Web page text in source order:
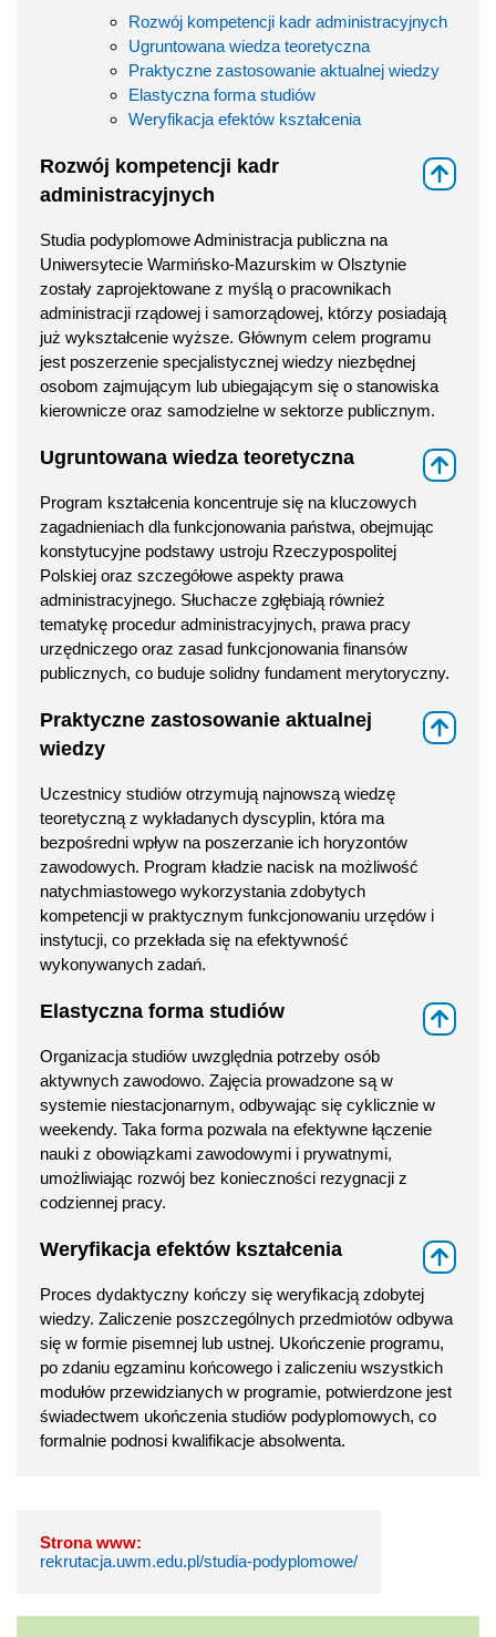
Rozwój kompetencji kadr administracyjnych
Ugruntowana wiedza teoretyczna
Praktyczne zastosowanie aktualnej wiedzy
Elastyczna forma studiów
Weryfikacja efektów kształcenia
Rozwój kompetencji kadr
administracyjnych
Studia podyplomowe Administracja publiczna na
Uniwersytecie Warmińsko-Mazurskim w Olsztynie
zostały zaprojektowane z myślą o pracownikach
administracji rządowej i samorządowej, którzy posiadają
już wykształcenie wyższe. Głównym celem programu
jest poszerzenie specjalistycznej wiedzy niezbędnej
osobom zajmującym lub ubiegającym się o stanowiska
kierownicze oraz samodzielne w sektorze publicznym.
Ugruntowana wiedza teoretyczna
Program kształcenia koncentruje się na kluczowych
zagadnieniach dla funkcjonowania państwa, obejmując
konstytucyjne podstawy ustroju Rzeczypospolitej
Polskiej oraz szczegółowe aspekty prawa
administracyjnego. Słuchacze zgłębiają również
tematykę procedur administracyjnych, prawa pracy
urzędniczego oraz zasad funkcjonowania finansów
publicznych, co buduje solidny fundament merytoryczny.
Praktyczne zastosowanie aktualnej
wiedzy
Uczestnicy studiów otrzymują najnowszą wiedzę
teoretyczną z wykładanych dyscyplin, która ma
bezpośredni wpływ na poszerzanie ich horyzontów
zawodowych. Program kładzie nacisk na możliwość
natychmiastowego wykorzystania zdobytych
kompetencji w praktycznym funkcjonowaniu urzędów i
instytucji, co przekłada się na efektywność
wykonywanych zadań.
Elastyczna forma studiów
Organizacja studiów uwzględnia potrzeby osób
aktywnych zawodowo. Zajęcia prowadzone są w
systemie niestacjonarnym, odbywając się cyklicznie w
weekendy. Taka forma pozwala na efektywne łączenie
nauki z obowiązkami zawodowymi i prywatnymi,
umożliwiając rozwój bez konieczności rezygnacji z
codziennej pracy.
Weryfikacja efektów kształcenia
Proces dydaktyczny kończy się weryfikacją zdobytej
wiedzy. Zaliczenie poszczególnych przedmiotów odbywa
się w formie pisemnej lub ustnej. Ukończenie programu,
po zdaniu egzaminu końcowego i zaliczeniu wszystkich
modułów przewidzianych w programie, potwierdzone jest
świadectwem ukończenia studiów podyplomowych, co
formalnie podnosi kwalifikacje absolwenta.
Strona www:
rekrutacja.uwm.edu.pl/studia-podyplomowe/